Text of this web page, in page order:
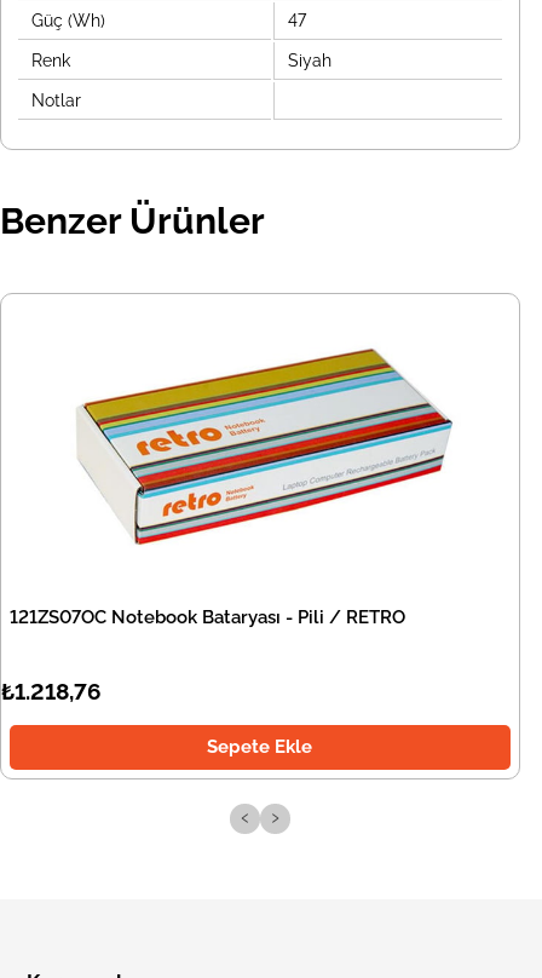
Güç (Wh) 47
Renk Siyah
Notlar
Benzer Ürünler
121ZS07OC Notebook Bataryası - Pili / RETRO
₺1.218,76
Sepete Ekle
‹ ›